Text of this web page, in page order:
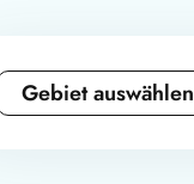
Gebiet auswählen